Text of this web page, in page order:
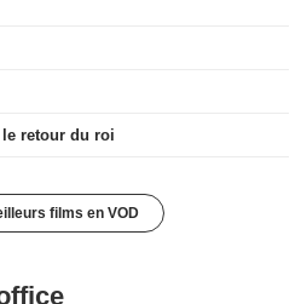
le retour du roi
films en VOD